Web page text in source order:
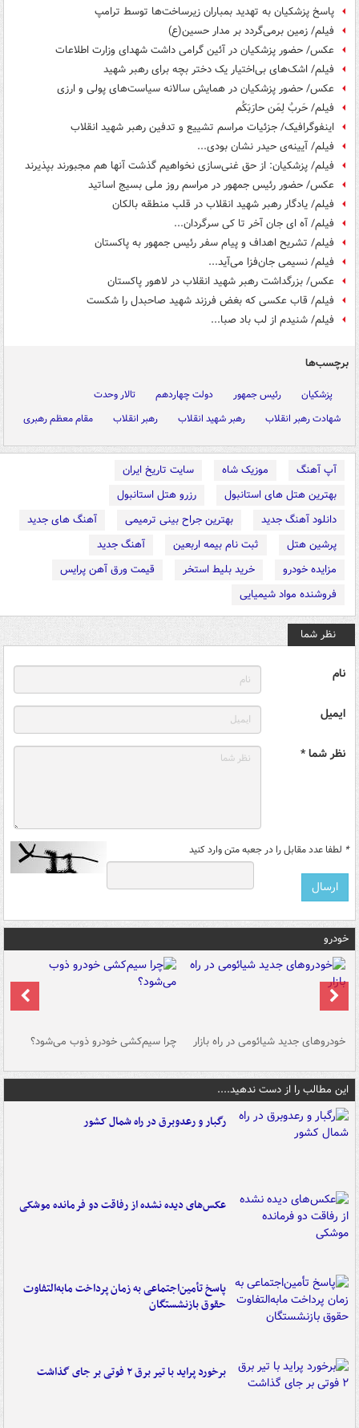
پاسخ پزشکیان به تهدید بمباران زیرساخت‌ها توسط ترامپ
فیلم/ زمین برمی‌گردد بر مدار حسین(ع)
عکس/ حضور پزشکیان در آئین گرامی داشت شهدای وزارت اطلاعات
فیلم/ اشک‌های بی‌اختیار یک دختر بچه‌ برای رهبر شهید
عکس/ حضور پزشکیان در همایش سالانه سیاست‌های پولی و ارزی
فیلم/ حَربٌ‌ لِمَن حارَبَکُم
اینفوگرافیک/ جزئیات مراسم تشییع و تدفین رهبر شهید انقلاب
فیلم/ آیینه‌ی حیدر نشان بودی...
فیلم/ پزشکیان: از حق غنی‌سازی نخواهیم گذشت آنها هم مجبورند بپذیرند
عکس/ حضور رئیس جمهور در مراسم روز ملی بسیج اساتید
فیلم/ یادگار رهبر شهید انقلاب در قلب منطقه بالکان
فیلم/ آه ای جان آخر تا کی سرگردان...
فیلم/ تشریح اهداف و پیام سفر رئیس جمهور به پاکستان
فیلم/ نسیمی جان‌فزا می‌آید...
عکس/ بزرگداشت رهبر شهید انقلاب در لاهور پاکستان
فیلم/ قاب عکسی که بغض فرزند شهید صاحبدل را شکست
فیلم/ شنیدم از لب باد صبا...
برچسب‌ها
پزشکیان رئیس جمهور دولت چهاردهم
تالار وحدت
شهادت رهبر انقلاب
رهبر شهید انقلاب رهبر انقلاب مقام معظم رهبری
آپ آهنگ موزیک شاه
سایت تاریخ ایران
بهترین هتل های استانبول
رزرو هتل استانبول
دانلود آهنگ جدید
بهترین جراح بینی ترمیمی
آهنگ های جدید
پرشین هتل
ثبت نام بیمه اربعین
آهنگ جدید
مزایده خودرو
خرید بلیط استخر
قیمت ورق آهن پرایس
فروشنده مواد شیمیایی
نظر شما
نام
ایمیل
نظر شما *
* لطفا عدد مقابل را در جعبه متن وارد کنید
خودرو
خودروهای جدید شیائومی در راه بازار چرا سیم‌کشی خودرو ذوب می‌شود؟
این مطالب را از دست ندهید....
رگبار و رعدوبرق در راه شمال کشور
عکس‌های دیده نشده از رفاقت دو فرمانده‌ موشکی
پاسخ تأمین‌اجتماعی به زمان پرداخت مابه‌التفاوت
حقوق بازنشستگان
برخورد پراید با تیر برق ۲ فوتی بر جای گذاشت